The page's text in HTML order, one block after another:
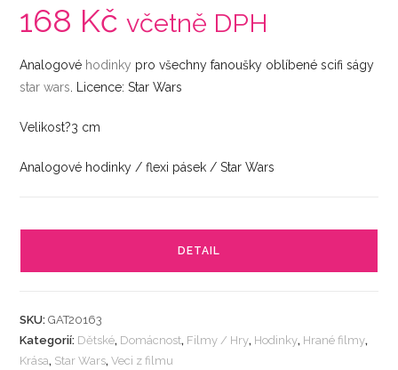
168 Kč včetně DPH
Analogové hodinky pro všechny fanoušky oblíbené scifi ságy
star wars . Licence: Star Wars
Velikost?3 cm
Analogové hodinky / flexi pásek / Star Wars
DETAIL
SKU:GAT20163
Kategorií: Dětské, Domácnost, Filmy / Hry, Hodinky, Hrané filmy,
Krása, Star Wars,Veci z filmu